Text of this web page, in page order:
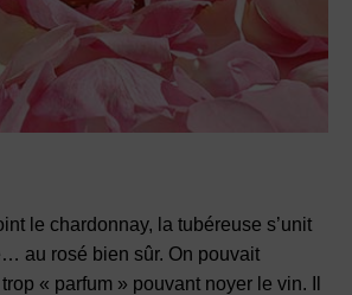
le chardonnay, la tubéreuse s’unit
au rosé bien sûr. On pouvait
« parfum » pouvant noyer le vin. Il